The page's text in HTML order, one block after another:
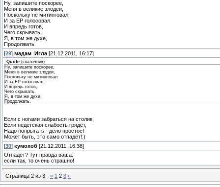
Ну, запишите поскорее,
Меня в великие злодеи,
Поскольку не митинговал
И за ЕР голосовал.
И впредь готов,
Чего скрывать,
Я, в том же духе,
Продолжать.
[29] мадам_Игла [21.12.2011, 16:17]
Quote (сказочник)
Ну, запишите поскорее,
Меня в великие злодеи,
Поскольку не митинговал
И за ЕР голосовал.
И впредь готов,
Чего скрывать,
Я, в том же духе,
Продолжать.
Если с ногами забраться на столик,
Если недетская слабость грядёт,
Надо попрыгать - дело простое!
Может быть, это само отпадёт!:)
[30] кумохоб [21.12.2011, 16:38]
Отпадёт? Тут правда ваша:
если так, то очень страшно!
Страница 2 из 3 « 1 2 3 »